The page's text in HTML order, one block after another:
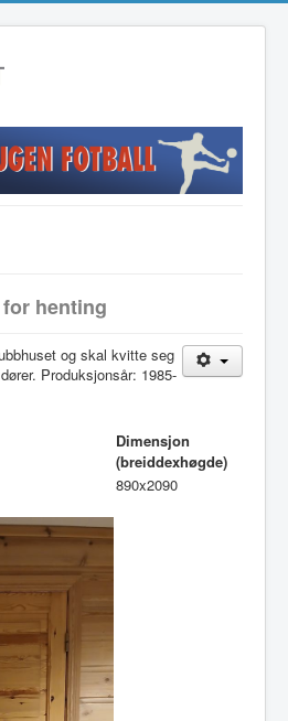
henting
og skal kvitte seg
Produksjonsår: 1985-
Dimensjon
(breiddexhøgde)
890x2090